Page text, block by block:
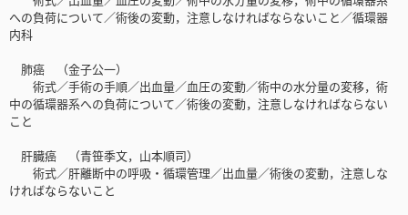
への負荷について／術後の変動，注意しなければならないこと／循環器
内科
肺癌 （金子公一）
術式／手術の手順／出血量／血圧の変動／術中の水分量の変移，術
中の循環器系への負荷について／術後の変動，注意しなければならない
こと
肝臓癌 （青笹季文，山本順司）
術式／肝離断中の呼吸・循環管理／出血量／術後の変動，注意しな
ければならないこと